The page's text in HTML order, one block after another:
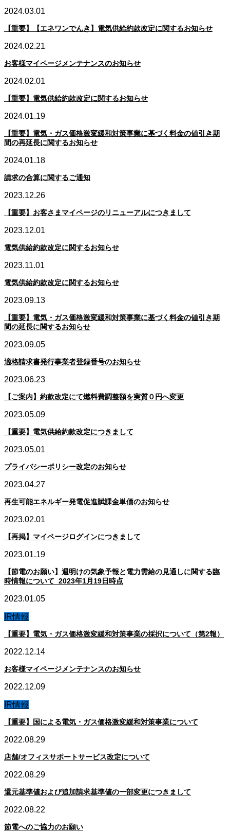
2024.03.01
【重要】【エネワンでんき】電気供給約款改定に関するお知らせ
2024.02.21
お客様マイページメンテナンスのお知らせ
2024.02.01
【重要】電気供給約款改定に関するお知らせ
2024.01.19
【重要】電気・ガス価格激変緩和対策事業に基づく料金の値引き期
間の再延長に関するお知らせ
2024.01.18
請求の合算に関するご通知
2023.12.26
【重要】お客さまマイページのリニューアルにつきまして
2023.12.01
電気供給約款改定に関するお知らせ
2023.11.01
電気供給約款改定に関するお知らせ
2023.09.13
【重要】電気・ガス価格激変緩和対策事業に基づく料金の値引き期
間の延長に関するお知らせ
2023.09.05
適格請求書発行事業者登録番号のお知らせ
2023.06.23
【ご案内】約款改定にて燃料費調整額を実質０円へ変更
2023.05.09
【重要】電気供給約款改定につきまして
2023.05.01
プライバシーポリシー改定のお知らせ
2023.04.27
再生可能エネルギー発電促進賦課金単価のお知らせ
2023.02.01
【再掲】マイページログインにつきまして
2023.01.19
【節電のお願い】週明けの気象予報と電力需給の見通しに関する臨
時情報について_2023年1月19日時点
2023.01.05
IR情報
【重要】電気・ガス価格激変緩和対策事業の採択について（第2報）
2022.12.14
お客様マイページメンテナンスのお知らせ
2022.12.09
IR情報
【重要】国による電気・ガス価格激変緩和対策事業について
2022.08.29
店舗/オフィスサポートサービス改定について
2022.08.29
還元基準値および追加請求基準値の一部変更につきまして
2022.08.22
節電へのご協力のお願い